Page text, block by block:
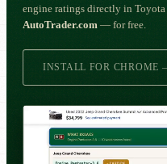
engine ratings directly in
AutoTrader.com — for free.
INSTALL FOR CHROME